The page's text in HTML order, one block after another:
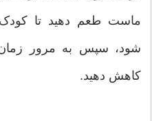
ماست طعم دهید تا
شود، سپس به مرور زمان
کاهش دهید.